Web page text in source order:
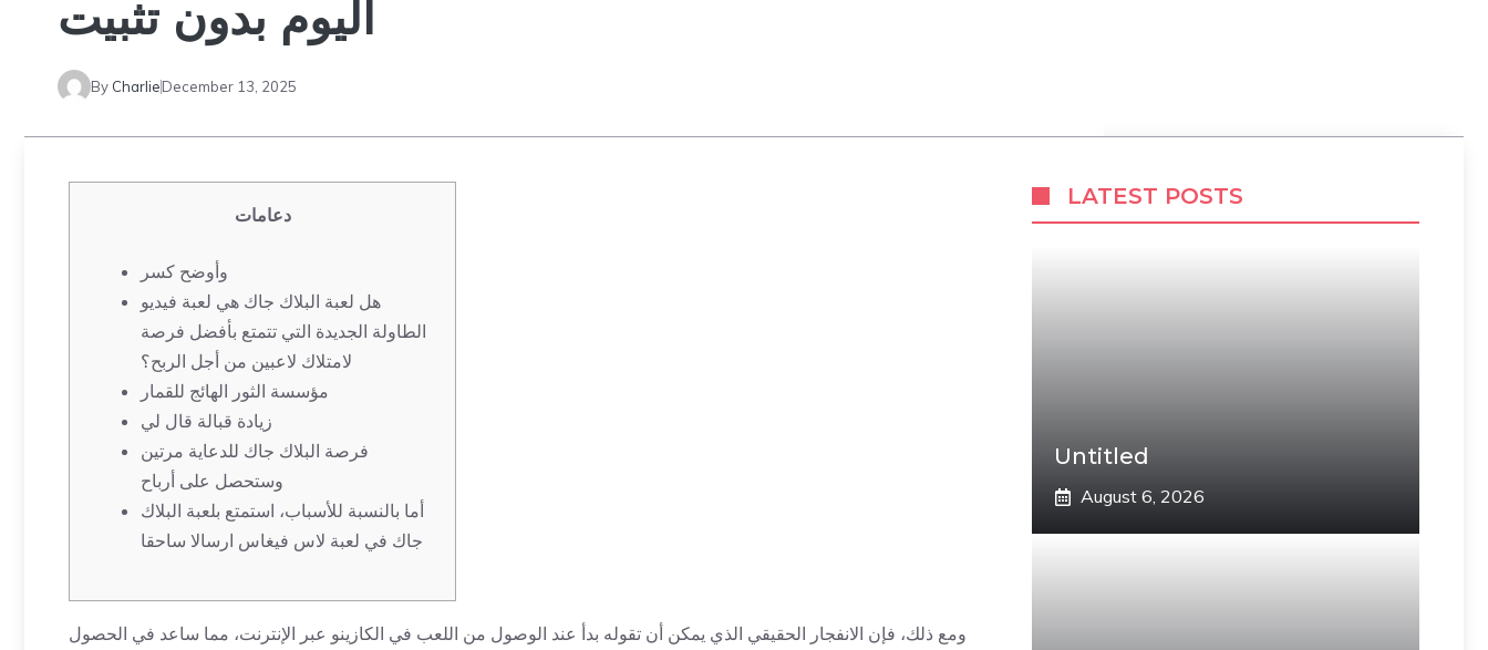
اليوم بدون تثبيت
By CharlieDecember 13, 2025
دعامات
وأوضح كسر
هل لعبة البلاك جاك هي لعبة فيديو
الطاولة الجديدة التي تتمتع بأفضل فرصة
لامتلاك لاعبين من أجل الربح؟
مؤسسة الثور الهائج للقمار
زيادة قبالة قال لي
فرصة البلاك جاك للدعاية مرتين
وستحصل على أرباح
أما بالنسبة للأسباب، استمتع بلعبة البلاك
جاك في لعبة لاس فيغاس ارسالا ساحقا
ومع ذلك، فإن الانفجار الحقيقي الذي يمكن أن تقوله بدأ عند الوصول من اللعب في الكازينو عبر الإنترنت، مما ساعد في الحصول
LATEST POSTS
Untitled
August 6, 2026